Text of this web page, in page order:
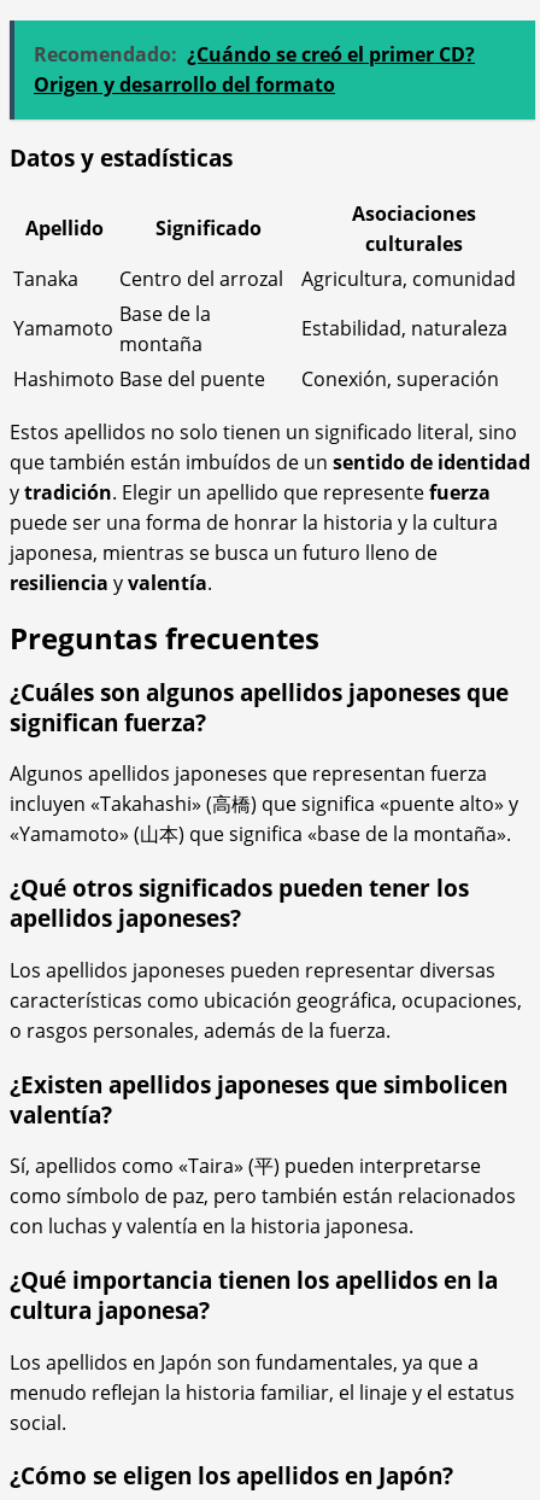
Recomendado: ¿Cuándo se creó el primer CD?
Origen y desarrollo del formato
Datos y estadísticas
Apellido Significado
Asociaciones
culturales
Tanaka
Centro del arrozal
Agricultura, comunidad
Yamamoto
Base de la
montaña
Estabilidad, naturaleza
Hashimoto Base del puente
Conexión, superación
Estos apellidos no solo tienen un significado literal, sino
que también están imbuídos de un sentido de identidad
ytradición. Elegir un apellido que representefuerza
puede ser una forma de honrar la historia y la cultura
japonesa, mientras se busca un futuro lleno de
resiliencia yvalentía.
Preguntas frecuentes
¿Cuáles son algunos apellidos japoneses que
significan fuerza?
Algunos apellidos japoneses que representan fuerza
incluyen «Takahashi» (高橋) que significa «puente alto» y
«Yamamoto» (山本) que significa «base de la montaña».
¿Qué otros significados pueden tener los
apellidos japoneses?
Los apellidos japoneses pueden representar diversas
características como ubicación geográfica, ocupaciones,
o rasgos personales, además de la fuerza.
¿Existen apellidos japoneses que simbolicen
valentía?
Sí, apellidos como «Taira» (平) pueden interpretarse
como símbolo de paz, pero también están relacionados
con luchas y valentía en la historia japonesa.
¿Qué importancia tienen los apellidos en la
cultura japonesa?
Los apellidos en Japón son fundamentales, ya que a
menudo reflejan la historia familiar, el linaje y el estatus
social.
¿Cómo se eligen los apellidos en Japón?